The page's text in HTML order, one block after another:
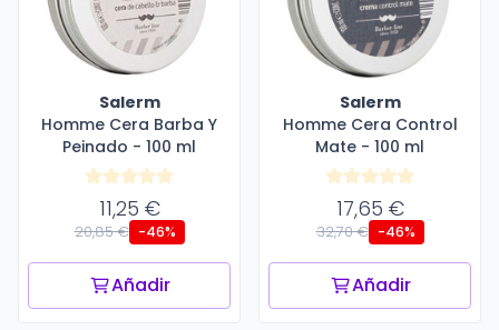
Salerm
Homme Cera Barba Y
Peinado - 100 ml
11,25 €
20,85 € -46%
Añadir
Salerm
Homme Cera Control
Mate - 100 ml
17,65 €
32,70 € -46%
Añadir